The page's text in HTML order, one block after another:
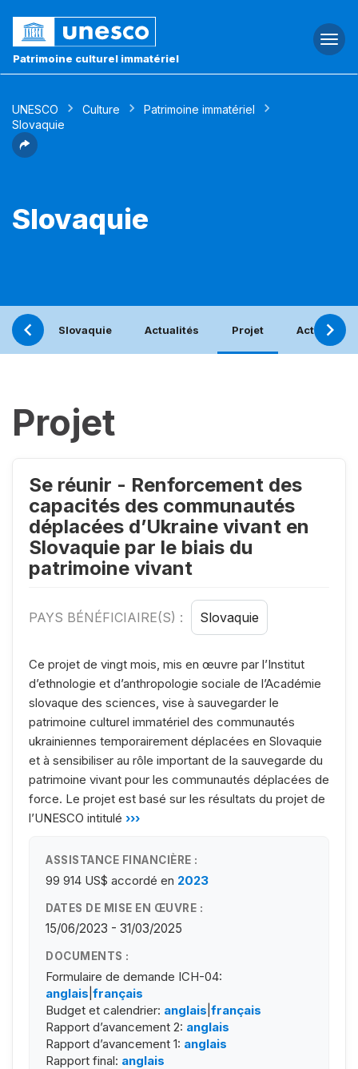
Patrimoine culturel immatériel
UNESCO Culture
Patrimoine immatériel
Slovaquie
Slovaquie
Slovaquie Actualités Projet Activités
Projet
Se réunir - Renforcement des
capacités des communautés
déplacées d’Ukraine vivant en
Slovaquie par le biais du
patrimoine vivant
PAYS BÉNÉFICIAIRE(S) : Slovaquie
Ce projet de vingt mois, mis en œuvre par l’Institut
d’ethnologie et d’anthropologie sociale de l’Académie
slovaque des sciences, vise à sauvegarder le
patrimoine culturel immatériel des communautés
ukrainiennes temporairement déplacées en Slovaquie
et à sensibiliser au rôle important de la sauvegarde du
patrimoine vivant pour les communautés déplacées de
force. Le projet est basé sur les résultats du projet de
l’UNESCO intitulé ›››
ASSISTANCE FINANCIÈRE :
99 914 US$ accordé en 2023
DATES DE MISE EN ŒUVRE :
15/06/2023 - 31/03/2025
DOCUMENTS :
Formulaire de demande ICH-04:
anglais français
Budget et calendrier: anglais français
Rapport d’avancement 2: anglais
Rapport d’avancement 1: anglais
Rapport final: anglais